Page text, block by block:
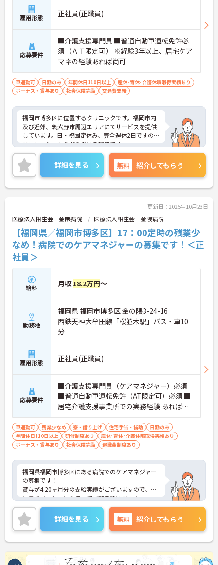
雇用形態 正社員(正職員)
応募要件
■介護支援専門員 ■普通自動車運転免許必
須（ＡＴ限定可） ※経験3年以上、居宅ケア
マネの経験あれば尚可
車通勤可 日勤のみ 年間休日110日以上
産休･育休･介護休暇取得実績あり
ボーナス・賞与あり
社会保険完備 交通費支給
福岡市博多区に位置するクリニックです。福岡市内
及び近郊、筑紫野市周辺エリアにてサービスを提供
しています。日・祝固定休み、完全週休2日ですので
リフレッシュしながら働ける環境です。
ご興味ある方には、面接対策ポイントなど、さらに
詳細をお話しいたしますのでお気軽にご相談くださ
い。
詳細を見る 無料 紹介してもらう
更新日：2025年10月23日
医療法人相生会 金隈病院 医療法人相生会 金隈病院
【福岡県／福岡市博多区】17：00定時の残業少
なめ！病院でのケアマネジャーの募集です！＜正
社員＞
給料 月収 18.2万円～
勤務地
福岡県 福岡市博多区 金の隈3-24-16
西鉄天神大牟田線「桜並木駅」バス・車10
分
雇用形態 正社員(正職員)
応募要件
■介護支援専門員（ケアマネジャー）必須
■普通自動車運転免許（AT限定可）必須 ■
居宅介護支援事業所での実務経験 あれば尚
可
車通勤可 残業少なめ 寮・借り上げ 住宅手当・補助
日勤のみ
年間休日110日以上
研修制度あり
産休･育休･介護休暇取得実績あり
ボーナス・賞与あり
社会保険完備 退職金制度あり
福岡県福岡市博多区にある病院でのケアマネジャー
の募集です！
賞与が4.20ヶ月分の支給実績がございますので、高
いモチベーションを保ってご就業頂けます♪
17：00定時の月の残業時間は10時間程度と少なめな
ので、ゆとりを持って働きたい方にもおすすめで
す。
ご興味のある方には、面接対策ポイントなど、さら
に詳細をお話しいたしますのでお気軽にご相談くだ
さい！
詳細を見る 無料 紹介してもらう